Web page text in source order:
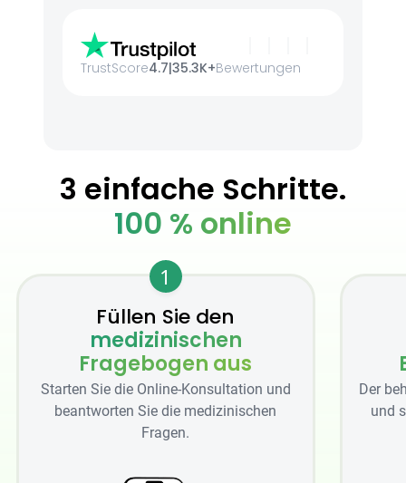
TrustScore4.7|35.3K+Bewertungen
3 einfache Schritte.
100 % online
1
Füllen Sie den
medizinischen
Fragebogen aus
Starten Sie die Online-Konsultation und
beantworten Sie die medizinischen
Fragen.
Der
und